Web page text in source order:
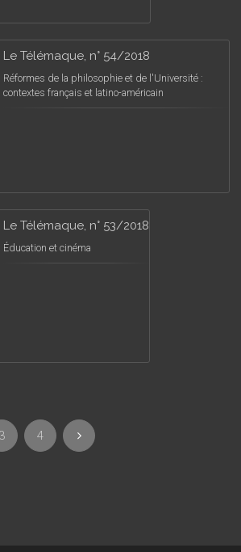
Le Télémaque, n° 54/2018
Réformes de la philosophie et de l'Université :
contextes français et latino-américain
Le Télémaque, n° 53/2018
Éducation et cinéma
3 4